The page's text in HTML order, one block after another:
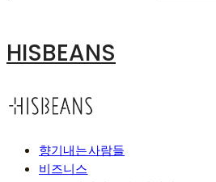
HISBEANS
향기내는사람들
비즈니스